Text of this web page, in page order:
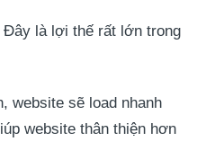
Đây là lợi thế rất lớn trong
website sẽ load nhanh
website thân thiện hơn